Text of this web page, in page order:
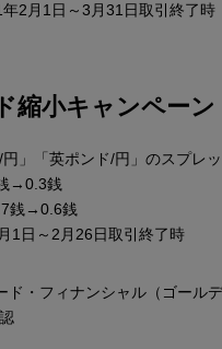
2月1日～3月31日取引終了時
縮小キャンペーン
」「英ポンド/円」のスプレッ
→0.3銭
銭→0.6銭
1日～2月26日取引終了時
ド・フィナンシャル（ゴール